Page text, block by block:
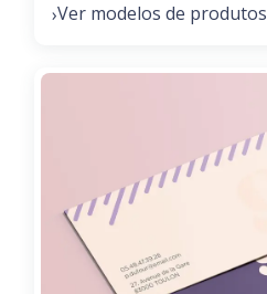
›Ver modelos de produtos